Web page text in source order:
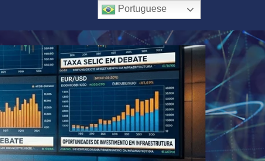
Portuguese